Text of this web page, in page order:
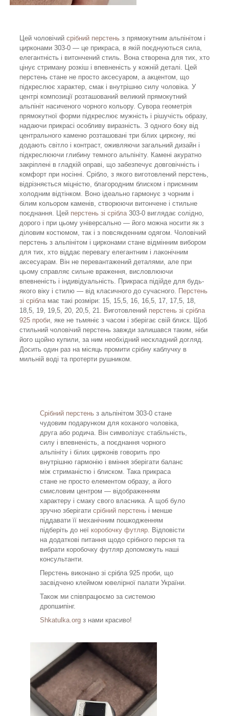
Цей чоловічий срібний перстень з прямокутним альпінітом і
цирконами 303-0 — це прикраса, в якій поєднуються сила,
елегантність і витончений стиль. Вона створена для тих, хто
цінує стриману розкіш і впевненість у кожній деталі. Цей
перстень стане не просто аксесуаром, а акцентом, що
підкреслює характер, смак і внутрішню силу чоловіка. У
центрі композиції розташований великий прямокутний
альпініт насиченого чорного кольору. Сувора геометрія
прямокутної форми підкреслює мужність і рішучість образу,
надаючи прикрасі особливу виразність. З одного боку від
центрального каменю розташовані три білих циркону, які
додають світло і контраст, оживляючи загальний дизайн і
підкреслюючи глибину темного альпініту. Камені акуратно
закріплені в гладкій оправі, що забезпечує довговічність і
комфорт при носінні. Срібло, з якого виготовлений перстень,
відрізняється міцністю, благородним блиском і приємним
холодним відтінком. Воно ідеально гармонує з чорним і
білим кольором каменів, створюючи витончене і стильне
поєднання. Цей перстень зі срібла303-0 виглядає солідно,
дорого і при цьому універсально — його можна носити як з
діловим костюмом, так і з повсякденним одягом. Чоловічий
перстень з альпінітом і цирконами стане відмінним вибором
для тих, хто віддає перевагу елегантним і лаконічним
аксесуарам. Він не перевантажений деталями, але при
цьому справляє сильне враження, висловлюючи
впевненість і індивідуальність. Прикраса підійде для будь-
якого віку і стилю — від класичного до сучасного. Перстень
зі срібламає такі розміри: 15, 15,5, 16, 16,5, 17, 17,5, 18,
18,5, 19, 19,5, 20, 20,5, 21. Виготовлений перстень зі срібла
925 проби, яке не тьмяніє з часом і зберігає свій блиск. Щоб
стильний чоловічий перстень завжди залишався таким, ніби
його щойно купили, за ним необхідний нескладний догляд.
Досить один раз на місяць промити срібну каблучку в
мильній воді та протерти рушником.
Срібний перстень з альпінітом 303-0 стане
чудовим подарунком для коханого чоловіка,
друга або родича. Він символізує стабільність,
силу і впевненість, а поєднання чорного
альпініту і білих цирконів говорить про
внутрішню гармонію і вміння зберігати баланс
між стриманістю і блиском. Така прикраса
стане не просто елементом образу, а його
смисловим центром — відображенням
характеру і смаку свого власника. А щоб було
зручно зберігати срібний перстень і менше
піддавати її механічним пошкодженням
підберіть до неї коробочку футляр. Відповісти
на додаткові питання щодо срібного персня та
вибрати коробочку футляр допоможуть наші
консультанти.
Перстень виконано зі срібла 925 проби, що
засвідчено клеймом ювелірної палати України.
Також ми співпрацюємо за системою
дропшипінг.
Shkatulka.org з нами красиво!